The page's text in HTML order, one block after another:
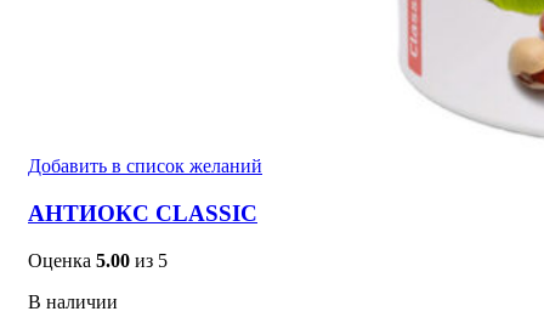
Добавить в список желаний
АНТИОКС CLASSIC
Оценка 5.00 из 5
В наличии